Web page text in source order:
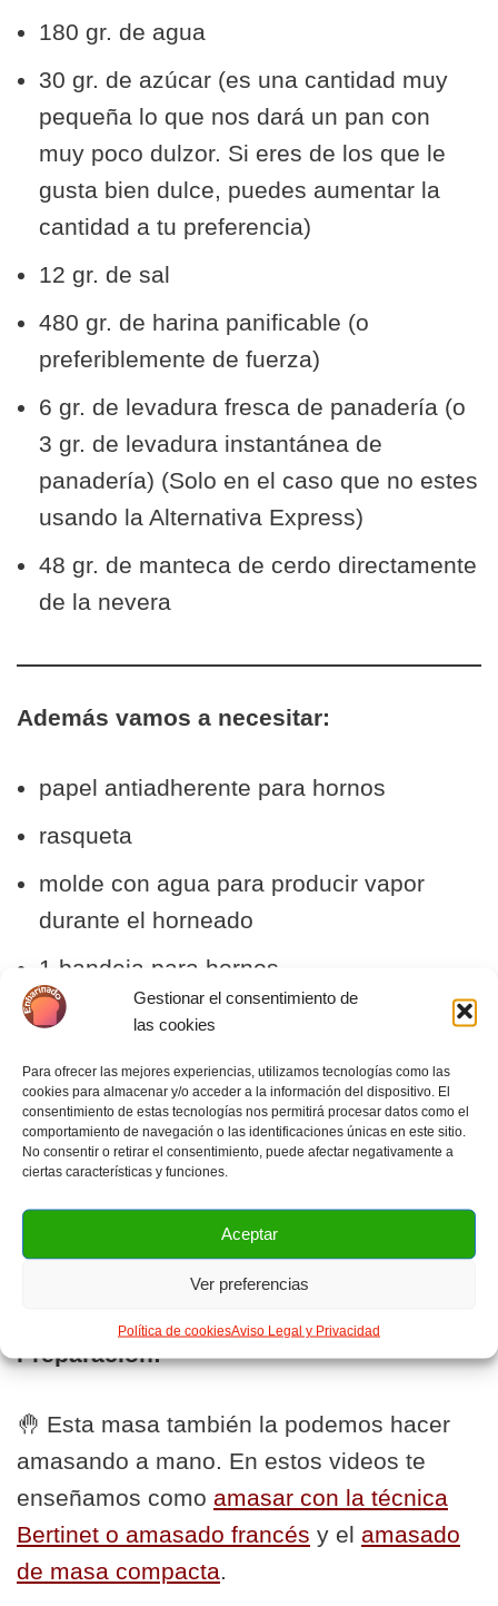
Gestionar el consentimiento de
las cookies
Para ofrecer las mejores experiencias, utilizamos tecnologías como las
cookies para almacenar y/o acceder a la información del dispositivo. El
consentimiento de estas tecnologías nos permitirá procesar datos como el
comportamiento de navegación o las identificaciones únicas en este sitio.
No consentir o retirar el consentimiento, puede afectar negativamente a
ciertas características y funciones.
Aceptar
Ver preferencias
Política de cookiesAviso Legal y Privacidad
180 gr. de agua
30 gr. de azúcar (es una cantidad muy
pequeña lo que nos dará un pan con
muy poco dulzor. Si eres de los que le
gusta bien dulce, puedes aumentar la
cantidad a tu preferencia)
12 gr. de sal
480 gr. de harina panificable (o
preferiblemente de fuerza)
6 gr. de levadura fresca de panadería (o
3 gr. de levadura instantánea de
panadería) (Solo en el caso que no estes
usando la Alternativa Express)
48 gr. de manteca de cerdo directamente
de la nevera
Además vamos a necesitar:
papel antiadherente para hornos
rasqueta
molde con agua para producir vapor
durante el horneado
1 bandeja para hornos
1 pincel
Tabla de equivalencias tazas a gramos y
viceversa.
15 utensilios para hacer pan en casa
Preparación:
🤚 Esta masa también la podemos hacer
amasando a mano. En estos videos te
enseñamos como amasar con la técnica
Bertinet o amasado francés y el amasado
de masa compacta.